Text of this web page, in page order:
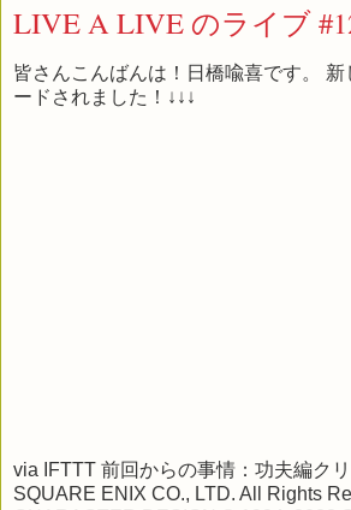
LIVE A LIVE のライブ
皆さんこんばんは！日橋喩喜です。 新
ードされました！↓↓↓
via IFTTT 前回からの事情：功夫編ク
SQUARE ENIX CO., LTD. All Rights